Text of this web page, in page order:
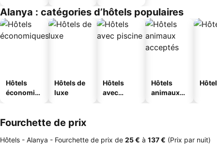
s
Alanya : catégories d’hôtels populaires
Hôtels
économiq
Hôtels de
luxe
Hôtels
avec
Hôtels
animaux
Fourchette de prix
Hôtels - Alanya - Fourchette de prix de ‎25 € à ‎137 € (Prix par nuit)